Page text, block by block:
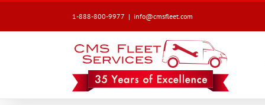
1-888-800-9977 | info@cmsfleet.com